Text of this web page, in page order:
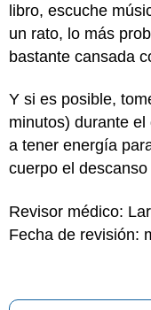
libro, escuche
un rato, lo más
bastante cansada
Y si es posible,
minutos) durante
a tener energía
cuerpo el
Revisor médico:
Fecha de revisión: